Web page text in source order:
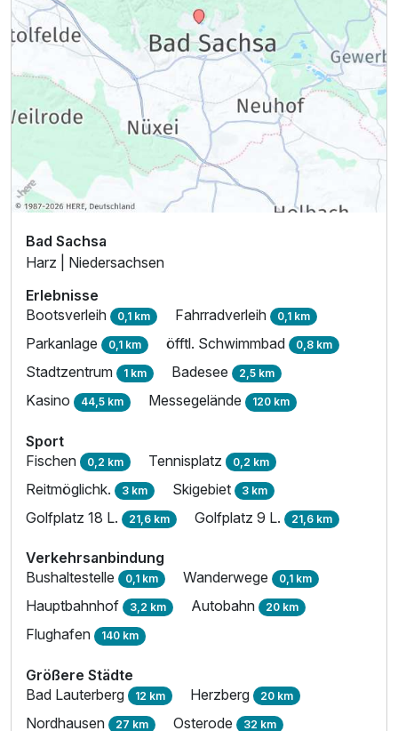
Bad Sachsa
Harz | Niedersachsen
Erlebnisse
Bootsverleih 0,1 km Fahrradverleih 0,1 km
Parkanlage 0,1 km öfftl. Schwimmbad 0,8 km
Stadtzentrum 1 km Badesee 2,5 km
Kasino 44,5 km Messegelände 120 km
Sport
Fischen 0,2 km Tennisplatz 0,2 km
Reitmöglichk. 3 km Skigebiet 3 km
Golfplatz 18 L. 21,6 km Golfplatz 9 L. 21,6 km
Verkehrsanbindung
Bushaltestelle 0,1 km Wanderwege 0,1 km
Hauptbahnhof 3,2 km Autobahn 20 km
Flughafen 140 km
Größere Städte
Bad Lauterberg 12 km Herzberg 20 km
Nordhausen 27 km Osterode 32 km